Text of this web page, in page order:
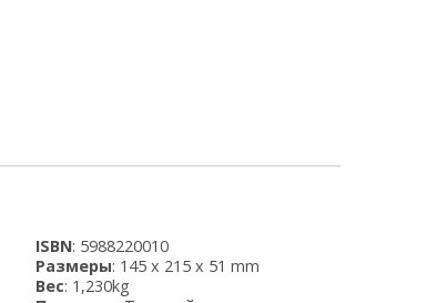
ISBN: 5988220010
Размеры: 145 x 215 x 51 mm
Вес: 1,230kg